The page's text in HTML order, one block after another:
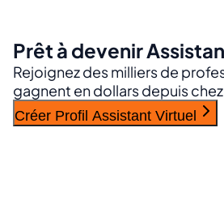
Prêt à devenir
Rejoignez des milliers de
gagnent en dollars depuis
Créer Profil Assistant Virtuel